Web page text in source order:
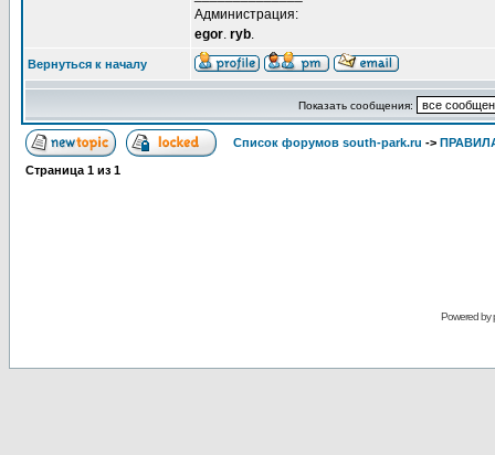
Администрация:
egor. ryb.
Вернуться к началу
Показать сообщения:
Список форумов south-park.ru ->
Страница 1 из 1
Powered by